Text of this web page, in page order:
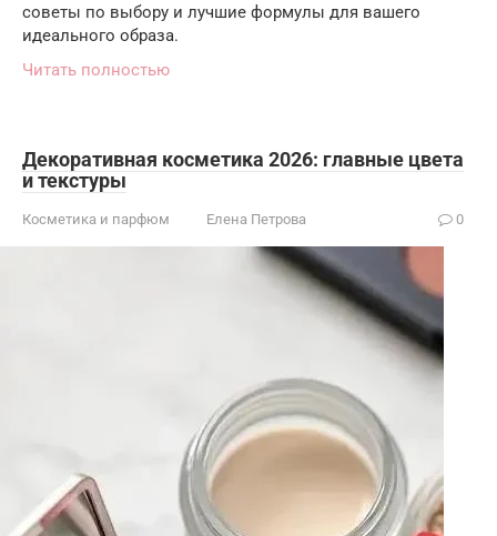
советы по выбору и лучшие формулы для вашего
идеального образа.
Читать полностью
Декоративная косметика 2026: главные цвета
и текстуры
Косметика и парфюм Елена Петрова 0